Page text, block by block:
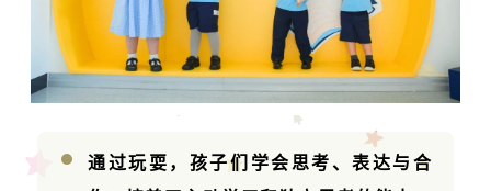
通过玩耍，孩子们学会思考、表达与合